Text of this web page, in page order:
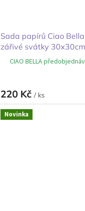
Sada papírů Ciao
zářivé svátky
CIAO BELLA
220 Kč / ks
Novinka